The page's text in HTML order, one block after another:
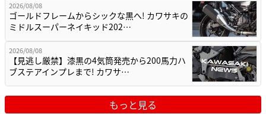
2026/08/08
ゴールドフレームからシックな黒へ! カワサキの
ミドルスーパーネイキッド202…
2026/08/08
【見逃し厳禁】漆黒の4気筒発売から200馬力ハ
ブステアインプレまで! カワサ…
もっと見る